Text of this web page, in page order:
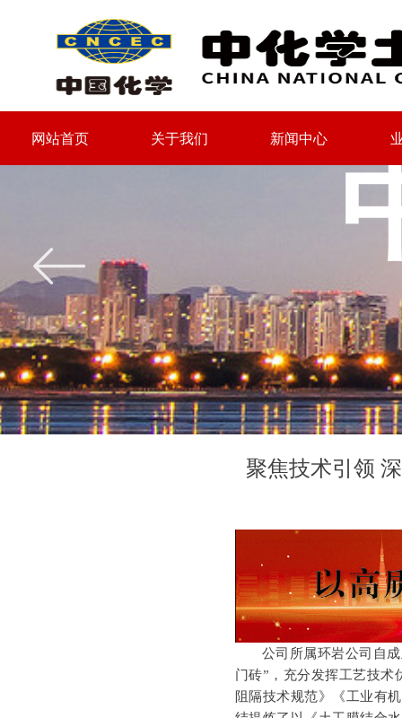
ꂃ
网站首页 关于我们 新闻中心
聚焦技术引领
公司所属环岩公司自
门砖”，充分发挥工艺技
阻隔技术规范》《工业有